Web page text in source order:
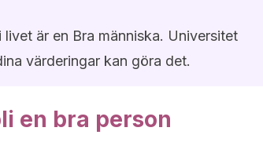
är en Bra människa. Universitet
värderingar kan göra det.
en bra person